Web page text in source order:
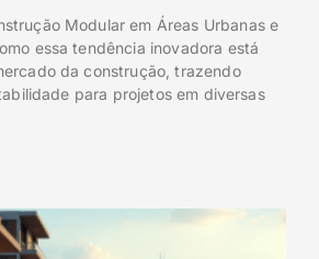
Modular em Áreas Urbanas e
essa tendência inovadora está
da construção, trazendo
para projetos em diversas